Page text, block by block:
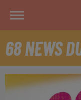
68 NEWS